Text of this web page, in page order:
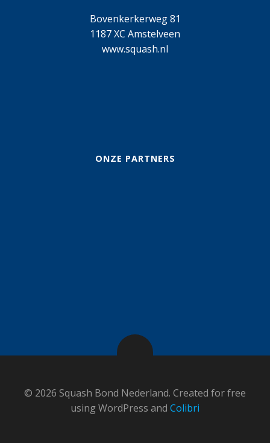
Bovenkerkerweg 81
1187 XC Amstelveen
www.squash.nl
ONZE PARTNERS
© 2026 Squash Bond Nederland. Created for free
using WordPress and Colibri